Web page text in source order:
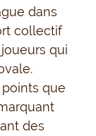
dans
collectif
qui
que
des